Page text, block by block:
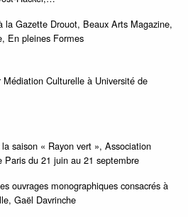
la Gazette Drouot, Beaux Arts Magazine,
En pleines Formes
Culturelle à Université de
saison « Rayon vert », Association
Paris du 21 juin au 21 septembre
ouvrages monographiques consacrés à
Gaël Davrinche